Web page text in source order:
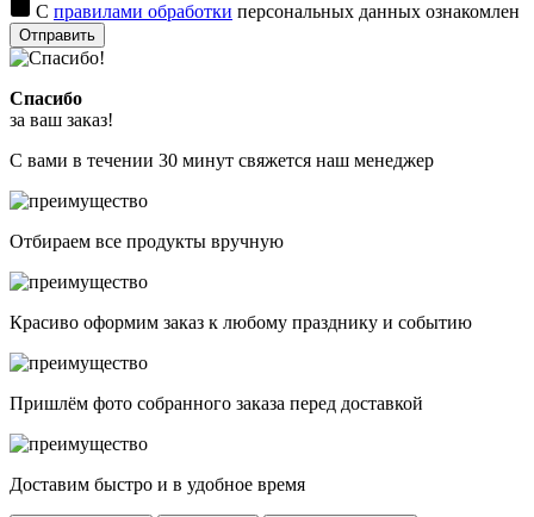
С правилами обработки персональных данных ознакомлен
Отправить
Спасибо
за ваш заказ!
С вами в течении 30 минут свяжется наш менеджер
Отбираем все продукты вручную
Красиво оформим заказ к любому празднику и событию
Пришлём фото собранного заказа перед доставкой
Доставим быстро и в удобное время